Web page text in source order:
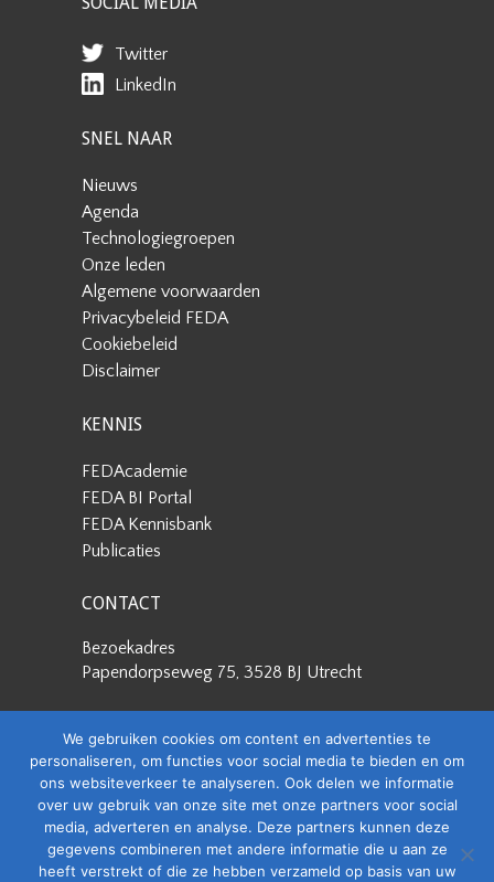
Twitter
LinkedIn
SNEL NAAR
Nieuws
Agenda
Technologiegroepen
Onze leden
Algemene voorwaarden
Privacybeleid FEDA
Cookiebeleid
Disclaimer
KENNIS
FEDAcademie
FEDA BI Portal
FEDA Kennisbank
Publicaties
CONTACT
Bezoekadres
Papendorpseweg 75, 3528 BJ Utrecht
Papendorpseweg 75, 3528 BJ Utrecht
Stuur een e-mail
info@feda.nl
Bel ons
We gebruiken cookies om content en advertenties te
personaliseren, om functies voor social media te bieden en om
ons websiteverkeer te analyseren. Ook delen we informatie
over uw gebruik van onze site met onze partners voor social
media, adverteren en analyse. Deze partners kunnen deze
gegevens combineren met andere informatie die u aan ze
heeft verstrekt of die ze hebben verzameld op basis van uw